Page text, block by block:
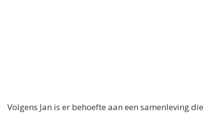
Volgens Jan is er behoefte aan een samenleving die